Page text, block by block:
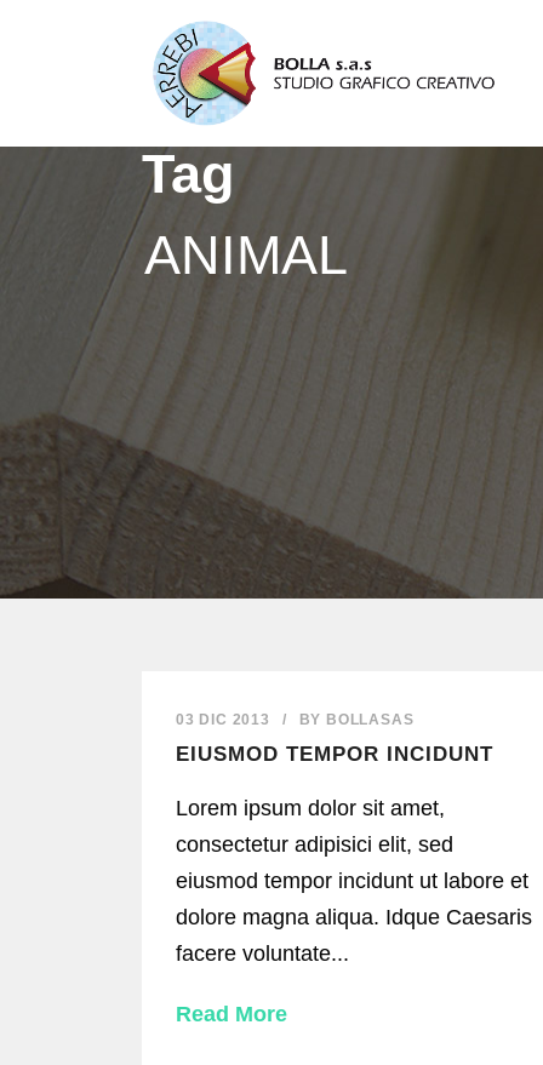
Tag
ANIMAL
03 DIC 2013 / BY BOLLASAS
EIUSMOD TEMPOR INCIDUNT
Lorem ipsum dolor sit amet,
consectetur adipisici elit, sed
eiusmod tempor incidunt ut labore et
dolore magna aliqua. Idque Caesaris
facere voluntate...
Read More